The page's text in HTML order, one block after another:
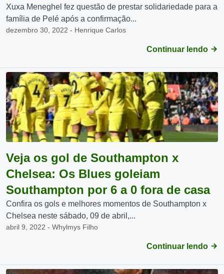
Xuxa Meneghel fez questão de prestar solidariedade para a
família de Pelé após a confirmação...
dezembro 30, 2022 - Henrique Carlos
Continuar lendo
Veja os gol de Southampton x
Chelsea: Os Blues goleiam
Southampton por 6 a 0 fora de casa
Confira os gols e melhores momentos de Southampton x
Chelsea neste sábado, 09 de abril,...
abril 9, 2022 - Whylmys Filho
Continuar lendo